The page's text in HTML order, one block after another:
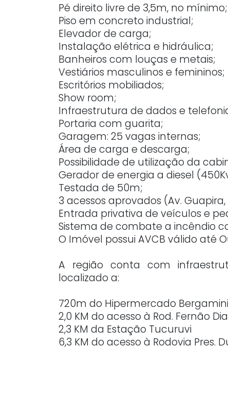
Pé direito livre de 3,5m, no mínimo;
Piso em concreto industrial;
Elevador de carga;
Instalação elétrica e hidráulica;
Banheiros com louças e metais;
Vestiários masculinos e femininos;
Escritórios mobiliados;
Show room;
Infraestrutura de dados e
Portaria com guarita;
Garagem: 25 vagas internas;
Área de carga e descarga;
Possibilidade de utilização da
Gerador de energia a diesel
Testada de 50m;
3 acessos aprovados (Av.
Entrada privativa de veículos e
Sistema de combate a incêndio
O Imóvel possui AVCB válido até
A região conta com
localizado a:
720m do Hipermercado
2,0 KM do acesso à Rod. Fernão
2,3 KM da Estação Tucuruvi
6,3 KM do acesso à Rodovia Pres.